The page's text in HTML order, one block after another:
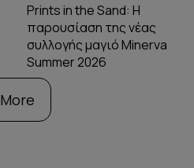
Prints in the Sand: Η
παρουσίαση της νέας
συλλογής μαγιό Minerva
Summer 2026
More